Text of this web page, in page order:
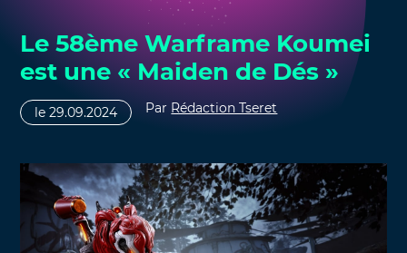
Le 58ème Warframe Koumei
est une « Maiden de Dés »
le 29.09.2024 Par Rédaction Tseret